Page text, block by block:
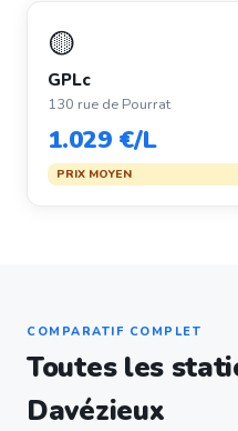
🟡
GPLc
130 rue de Pourrat
1.029 €/L
PRIX MOYEN
COMPARATIF COMPLET
Toutes les
Davézieux